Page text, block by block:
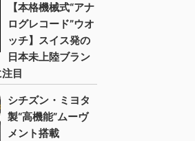
【本格機械式“アナ
ログレコード”ウオ
ッチ】スイス発の
日本未上陸ブラン
目
シチズン・ミヨタ
製“高機能”ムーヴ
メント搭載